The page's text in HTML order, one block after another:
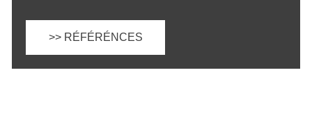
>> RÉFÉRÉNCES